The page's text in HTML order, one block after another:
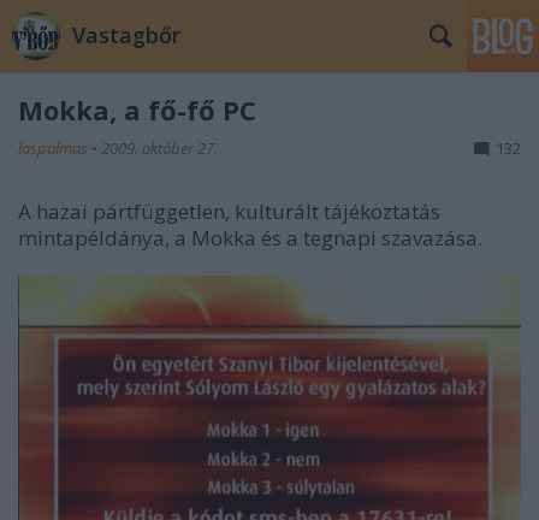
Vastagbőr
Mokka, a fő-fő PC
laspalmas • 2009. október 27. 132
A hazai pártfüggetlen, kulturált tájékoztatás
mintapéldánya, a Mokka és a tegnapi szavazása.